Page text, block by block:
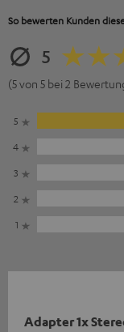
So bewerten Kunden
5
(5 von 5 bei 2
5
4
3
2
1
Adapter 1x